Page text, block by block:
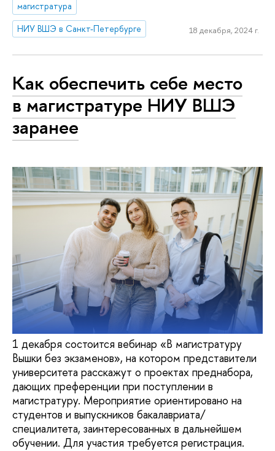
магистратура
НИУ ВШЭ в Санкт-Петербурге
18 декабря, 2024 г.
Как обеспечить себе место
в магистратуре НИУ ВШЭ
заранее
1 декабря состоится вебинар «В магистратуру
Вышки без экзаменов», на котором представители
университета расскажут о проектах преднабора,
дающих преференции при поступлении в
магистратуру. Мероприятие ориентировано на
студентов и выпускников бакалавриата/
специалитета, заинтересованных в дальнейшем
обучении. Для участия требуется регистрация.